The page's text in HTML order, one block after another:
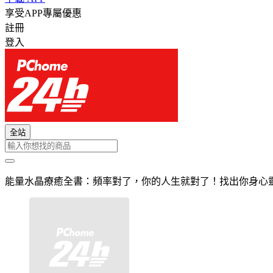
享受APP專屬優惠
註冊
登入
全站
能量水晶療癒全書：頻率對了，你的人生就對了！找出你身心